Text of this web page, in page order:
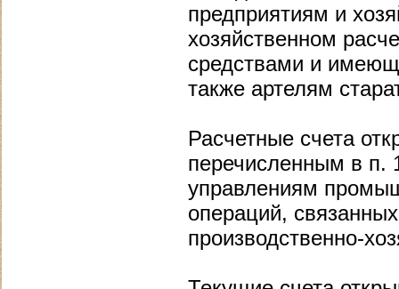
предприятиям и
хозяйственном
средствами и
также артелям
Расчетные счета
перечисленным в п.
управлениям
операций,
производственно-